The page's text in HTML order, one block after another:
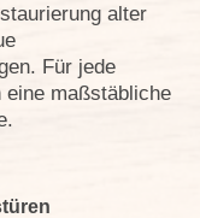
alter
Für jede
eine maßstäbliche